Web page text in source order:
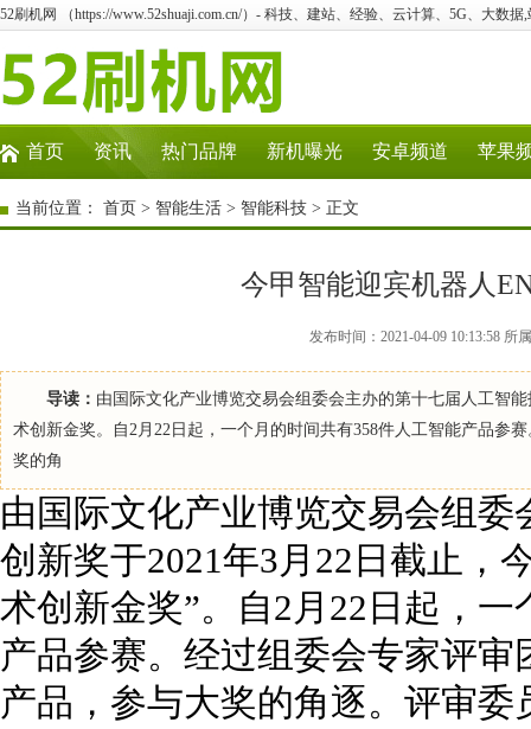
52刷机网 （https://www.52shuaji.com.cn/）- 科技、建站、经验、云计算、5G、大数据
首页 资讯 热门品牌 新机曝光 安卓频道 苹果
当前位置： 首页 > 智能生活 > 智能科技 > 正文
今甲智能迎宾机器人
发布时间：2021-04-09 10:13:58
导读： 由国际文化产业博览交易会组委会主办的第十七届人工智
术创新金奖。自2月22日起，一个月的时间共有358件人工智能产品参
奖的角
由国际文化产业博览交易会组
创新奖于2021年3月22日截止，
术创新金奖”。自2月22日起，
产品参赛。经过组委会专家评
产品，参与大奖的角逐。评审